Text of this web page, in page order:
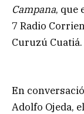
Campana, que
7 Radio
Curuzú Cuatiá.
En
Adolfo Ojeda,